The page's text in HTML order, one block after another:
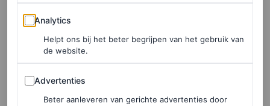
©ZOE KARSSEN, VOGUE NEDERLAND, NOVEMBER 2025
LEES OOK
Aiko Beemsterboer en Minne Koole over als
Analytics
Analytics
Helpt ons bij het beter begrijpen van het gebruik van
de website.
Advertenties
Advertenties
Beter aanleveren van gerichte advertenties door